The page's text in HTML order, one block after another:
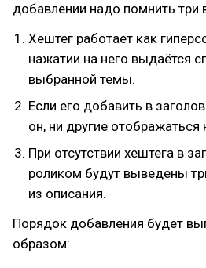
добавлении надо помнить
Хештег работает как
нажатии на него выдаётся
выбранной темы.
Если его добавить в
он, ни другие отображаться
При отсутствии хештега в
роликом будут выведены
из описания.
Порядок добавления будет
образом: